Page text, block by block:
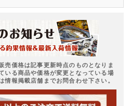
売価格は記事更新時点のものとなりま
いる商品や価格が変更となっている場
情報掲載店舗までお問合わせ下さい。